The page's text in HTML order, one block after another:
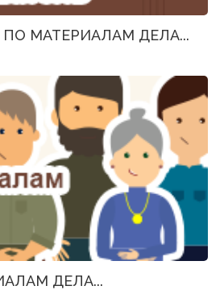
ПО МАТЕРИАЛАМ ДЕЛА...
ДЕЛА...